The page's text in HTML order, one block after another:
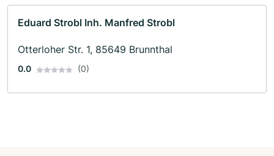
Eduard Strobl Inh. Manfred Strobl
Otterloher Str. 1, 85649 Brunnthal
0.0 (0)